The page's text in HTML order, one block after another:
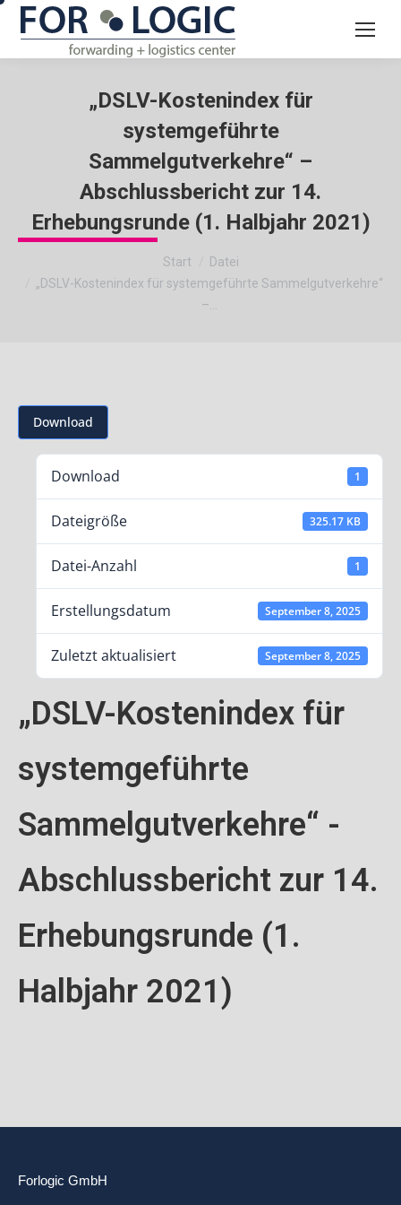
„DSLV-Kostenindex für
systemgeführte
Sammelgutverkehre“ –
Abschlussbericht zur 14.
Erhebungsrunde (1. Halbjahr 2021)
Sie befinden sich hier:Start
Datei
„DSLV-Kostenindex für systemgeführte Sammelgutverkehre“
–…
Download
Download 1
Dateigröße 325.17 KB
Datei-Anzahl 1
Erstellungsdatum September 8, 2025
Zuletzt aktualisiert September 8, 2025
„DSLV-Kostenindex für
systemgeführte
Sammelgutverkehre“ -
Abschlussbericht zur 14.
Erhebungsrunde (1.
Halbjahr 2021)
Forlogic GmbH